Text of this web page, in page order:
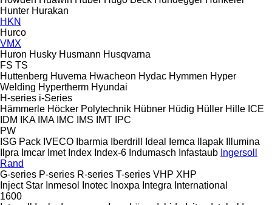
Hunter Hurakan
HKN
Hurco
VMX
Huron Husky Husmann Husqvarna
FS TS
Huttenberg Huvema Hwacheon Hydac Hymmen Hyper
Welding Hypertherm Hyundai
H-series i-Series
Hämmerle Höcker Polytechnik Hübner Hüdig Hüller Hille ICE
IDM
IKA IMA IMC IMS IMT IPC
PW
ISG Pack IVECO Ibarmia Iberdrill Ideal Iemca Ilapak
Illumina
Ilpra Imcar Imet Index Index-6 Indumasch Infastaub Ingersoll
Rand
G-series P-series R-series T-series VHP XHP
Inject Star Inmesol Inotec Inoxpa Integra International
1600